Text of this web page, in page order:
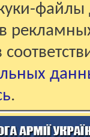
файлы
.